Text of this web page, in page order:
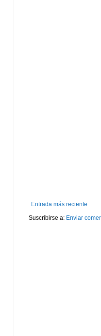
Entrada más reciente
Suscribirse a: Enviar